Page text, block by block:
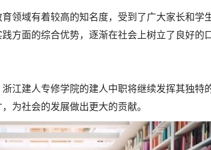
领域有着较高的知名度，受到了广大家长和学
方面的综合优势，逐渐在社会上树立了良好的
江建人专修学院的建人中职将继续发挥其独特
为社会的发展做出更大的贡献。